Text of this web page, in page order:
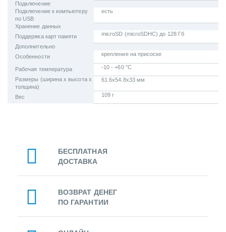
Подключение
Подключение к компьютеру
по USB
есть
Хранение данных
Поддержка карт памяти
microSD (microSDHC) до 128 Гб
Дополнительно
Особенности
крепление на присоске
Рабочая температура
-10 - +60 °C
Размеры (ширина x высота x
толщина)
61.6x54.8x33 мм
Вес 109 г
БЕСПЛАТНАЯ
ДОСТАВКА
ВОЗВРАТ ДЕНЕГ
ПО ГАРАНТИИ